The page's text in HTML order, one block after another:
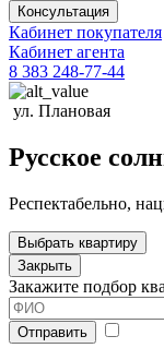
Консультация
Кабинет покупателя
Кабинет агента
8 383 248-77-44
ул. Плановая
Русское
Респектабельно,
Выбрать квартиру
Закрыть
Закажите подбор